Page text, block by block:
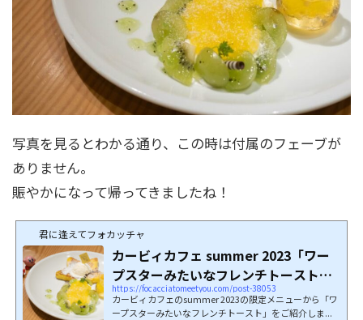
写真を見るとわかる通り、この時は付属のフェーブが
ありません。
賑やかになって帰ってきましたね！
君に逢えてフォカッチャ
カービィカフェ summer 2023「ワー
プスターみたいなフレンチトースト」
をご紹介
https://focacciatomeetyou.com/post-38053
カービィカフェのsummer 2023の限定メニューから「ワ
ープスターみたいなフレンチトースト」をご紹介しま...